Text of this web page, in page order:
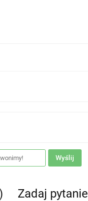
Wyślij
Zadaj pytanie